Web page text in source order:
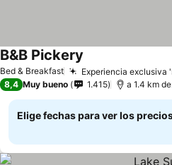
Bed & Breakfast Experiencia exclusiva
B&B Pickery
8,4 Muy bueno 1.415 a 1.4 km
Elige fechas para ver los